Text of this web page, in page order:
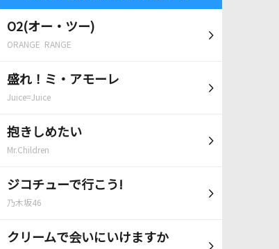
O2(オー・ツー)
ORANGE RANGE
盛れ！ミ・アモーレ
Juice=Juice
抱きしめたい
Mr.Children
ジコチューで行こう!
乃木坂46
クリームで会いにいけますか